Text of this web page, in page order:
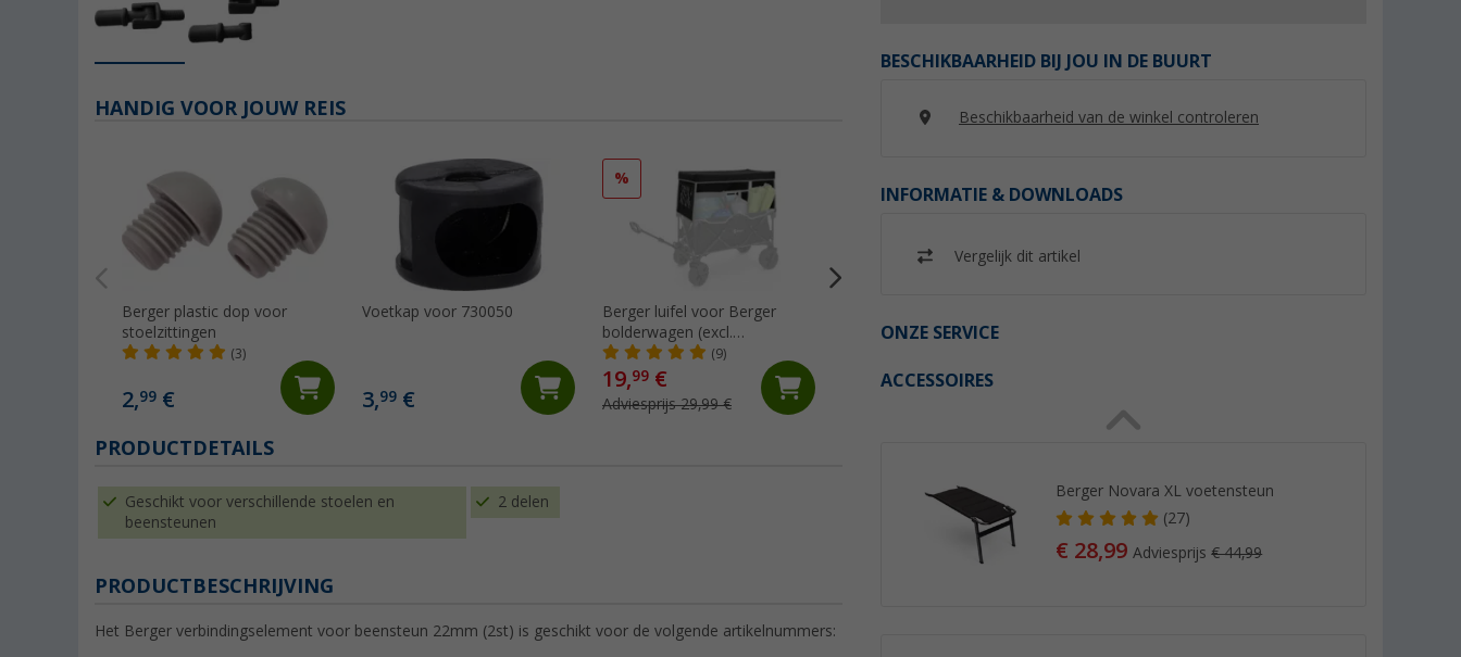
BESCHIKBAARHEID BIJ JOU IN DE BUURT
Beschikbaarheid van de winkel controleren
INFORMATIE & DOWNLOADS
Vergelijk dit artikel
ONZE SERVICE
ACCESSOIRES
Berger Novara XL voetensteun
(27)
€ 28,99Adviesprijs€ 44,99
HANDIG VOOR JOUW REIS
Berger plastic dop voor
stoelzittingen
(3)
2,99 €
Voetkap voor 730050
3,99 €
%
Berger luifel voor Berger
bolderwagen (excl.
bolderwagen)
(9)
19,99 €
Adviesprijs 29,99 €
Ivalo Gr.2
PRODUCTDETAILS
Geschikt voor verschillende stoelen en
beensteunen
2 delen
PRODUCTBESCHRIJVING
Het Berger verbindingselement voor beensteun 22mm (2st) is geschikt voor de volgende artikelnummers: